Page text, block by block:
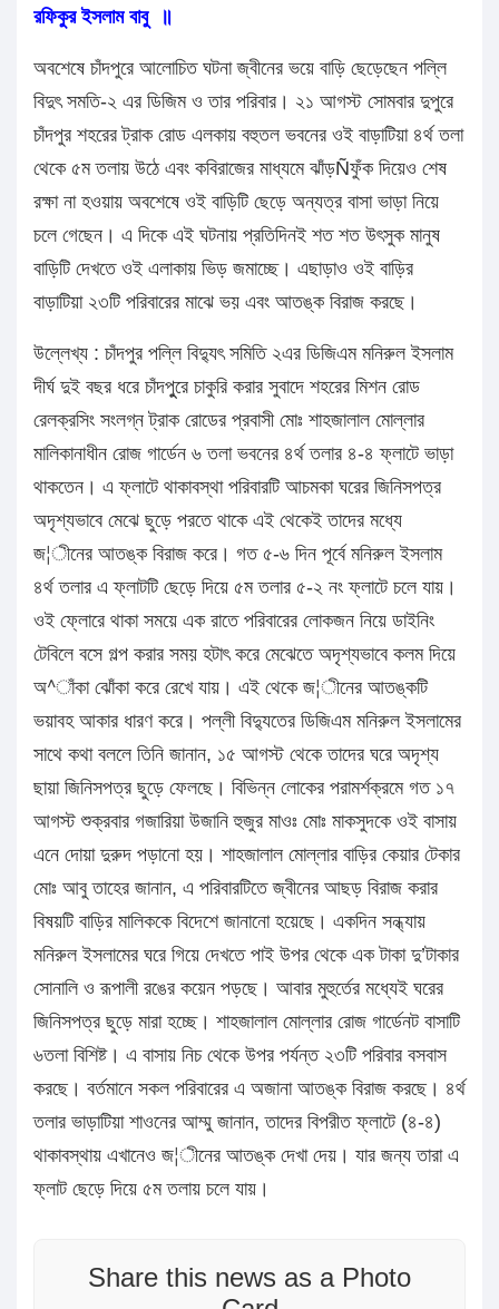
রফিকুর ইসলাম বাবু ॥
অবশেষে চাঁদপুরে আলোচিত ঘটনা জ্বীনের ভয়ে বাড়ি ছেড়েছেন পল্লি
বিদুৎ সমতি-২ এর ডিজিম ও তার পরিবার। ২১ আগস্ট সোমবার দুপুরে
চাঁদপুর শহরের ট্রাক রোড এলকায় বহুতল ভবনের ওই বাড়াটিয়া ৪র্থ তলা
থেকে ৫ম তলায় উঠে এবং কবিরাজের মাধ্যমে ঝাঁড়Ñফুঁক দিয়েও শেষ
রক্ষা না হওয়ায় অবশেষে ওই বাড়িটি ছেড়ে অন্যত্র বাসা ভাড়া নিয়ে
চলে গেছেন। এ দিকে এই ঘটনায় প্রতিদিনই শত শত উৎসুক মানুষ
বাড়িটি দেখতে ওই এলাকায় ভিড় জমাচ্ছে। এছাড়াও ওই বাড়ির
বাড়াটিয়া ২৩টি পরিবারের মাঝে ভয় এবং আতঙ্ক বিরাজ করছে।
উল্লেখ্য : চাঁদপুর পল্লি বিদ্যুৎ সমিতি ২এর ডিজিএম মনিরুল ইসলাম
দীর্ঘ দুই বছর ধরে চাঁদপুুরে চাকুরি করার সুবাদে শহরের মিশন রোড
রেলক্রসিং সংলগ্ন ট্রাক রোডের প্রবাসী মোঃ শাহজালাল মোল্লার
মালিকানাধীন রোজ গার্ডেন ৬ তলা ভবনের ৪র্থ তলার ৪-৪ ফ্লাটে ভাড়া
থাকতেন। এ ফ্লাটে থাকাবস্থা পরিবারটি আচমকা ঘরের জিনিসপত্র
অদৃশ্যভাবে মেঝে ছুড়ে পরতে থাকে এই থেকেই তাদের মধ্যে
জ¦ীনের আতঙ্ক বিরাজ করে। গত ৫-৬ দিন পূর্বে মনিরুল ইসলাম
৪র্থ তলার এ ফ্লাটটি ছেড়ে দিয়ে ৫ম তলার ৫-২ নং ফ্লাটে চলে যায়।
ওই ফ্লোরে থাকা সময়ে এক রাতে পরিবারের লোকজন নিয়ে ডাইনিং
টেবিলে বসে গল্প করার সময় হটাৎ করে মেঝেতে অদৃশ্যভাবে কলম দিয়ে
অ^াঁকা ঝোঁকা করে রেখে যায়। এই থেকে জ¦ীনের আতঙ্কটি
ভয়াবহ আকার ধারণ করে। পল্লী বিদ্যুতের ডিজিএম মনিরুল ইসলামের
সাথে কথা বললে তিনি জানান, ১৫ আগস্ট থেকে তাদের ঘরে অদৃশ্য
ছায়া জিনিসপত্র ছুড়ে ফেলছে। বিভিন্ন লোকের পরামর্শক্রমে গত ১৭
আগস্ট শুক্রবার গজারিয়া উজানি হুজুর মাওঃ মোঃ মাকসুদকে ওই বাসায়
এনে দোয়া দুরুদ পড়ানো হয়। শাহজালাল মোল্লার বাড়ির কেয়ার টেকার
মোঃ আবু তাহের জানান, এ পরিবারটিতে জ্বীনের আছড় বিরাজ করার
বিষয়টি বাড়ির মালিককে বিদেশে জানানো হয়েছে। একদিন সন্ধ্যায়
মনিরুল ইসলামের ঘরে গিয়ে দেখতে পাই উপর থেকে এক টাকা দু’টাকার
সোনালি ও রূপালী রঙের কয়েন পড়ছে। আবার মুহুর্তের মধ্যেই ঘরের
জিনিসপত্র ছুড়ে মারা হচ্ছে। শাহজালাল মোল্লার রোজ গার্ডেনট বাসাটি
৬তলা বিশিষ্ট। এ বাসায় নিচ থেকে উপর পর্যন্ত ২৩টি পরিবার বসবাস
করছে। বর্তমানে সকল পরিবারের এ অজানা আতঙ্ক বিরাজ করছে। ৪র্থ
তলার ভাড়াটিয়া শাওনের আম্মু জানান, তাদের বিপরীত ফ্লাটে (৪-৪)
থাকাবস্থায় এখানেও জ¦ীনের আতঙ্ক দেখা দেয়। যার জন্য তারা এ
ফ্লাট ছেড়ে দিয়ে ৫ম তলায় চলে যায়।
Share this news as a Photo